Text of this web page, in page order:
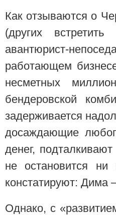
Как отзываются о
(других
авантюрист-
работающем
несметных
бендеровской
задерживается
досаждающие
денег,
не остановится
констатируют: Дима
Однако, с